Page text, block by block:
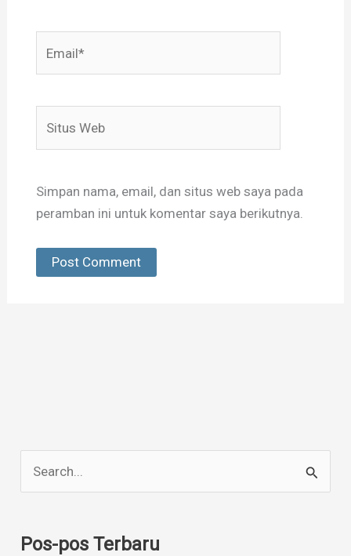
Simpan nama, email, dan situs web saya pada
peramban ini untuk komentar saya berikutnya.
Pos-pos Terbaru